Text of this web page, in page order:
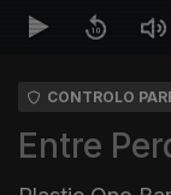
CONTROLO
Entre